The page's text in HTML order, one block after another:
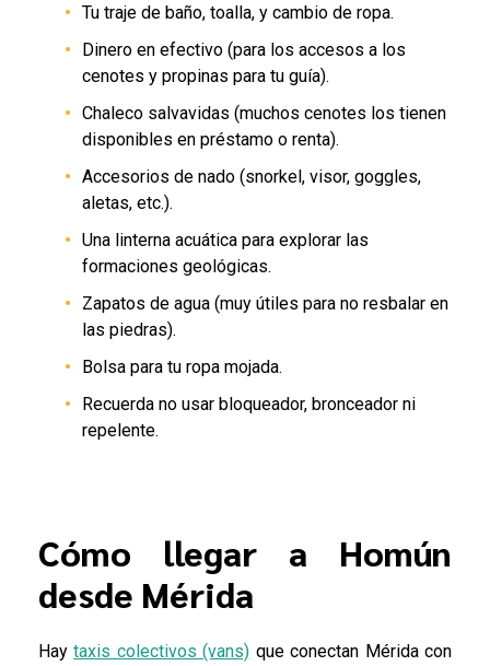
Tu traje de baño, toalla, y cambio de ropa.
Dinero en efectivo (para los accesos a los
cenotes y propinas para tu guía).
Chaleco salvavidas (muchos cenotes los tienen
disponibles en préstamo o renta).
Accesorios de nado (snorkel, visor, goggles,
aletas, etc.).
Una linterna acuática para explorar las
formaciones geológicas.
Zapatos de agua (muy útiles para no resbalar en
las piedras).
Bolsa para tu ropa mojada.
Recuerda no usar bloqueador, bronceador ni
repelente.
Cómo llegar a Homún
desde Mérida
Haytaxis colectivos (vans) que conectan Mérida con